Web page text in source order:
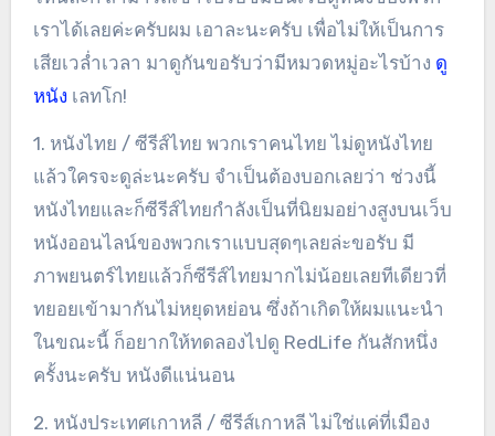
เราได้เลยค่ะครับผม เอาละนะครับ เพื่อไม่ให้เป็นการ
เสียเวล่ำเวลา มาดูกันขอรับว่ามีหมวดหมู่อะไรบ้าง ดู
หนัง เลทโก!
1. หนังไทย / ซีรีส์ไทย พวกเราคนไทย ไม่ดูหนังไทย
แล้วใครจะดูล่ะนะครับ จำเป็นต้องบอกเลยว่า ช่วงนี้
หนังไทยและก็ซีรีส์ไทยกำลังเป็นที่นิยมอย่างสูงบนเว็บ
หนังออนไลน์ของพวกเราแบบสุดๆเลยล่ะขอรับ มี
ภาพยนตร์ไทยแล้วก็ซีรีส์ไทยมากไม่น้อยเลยทีเดียวที่
ทยอยเข้ามากันไม่หยุดหย่อน ซึ่งถ้าเกิดให้ผมแนะนำ
ในขณะนี้ ก็อยากให้ทดลองไปดู RedLife กันสักหนึ่ง
ครั้งนะครับ หนังดีแน่นอน
2. หนังประเทศเกาหลี / ซีรีส์เกาหลี ไม่ใช่แค่ที่เมือง